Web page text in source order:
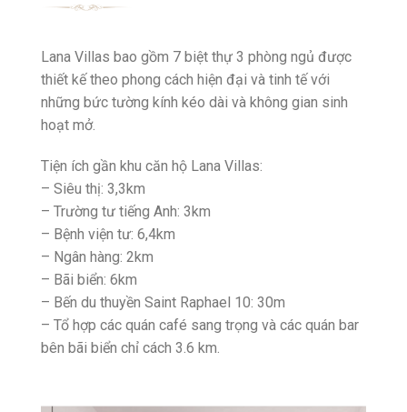
Lana Villas bao gồm 7 biệt thự 3 phòng ngủ được
thiết kế theo phong cách hiện đại và tinh tế với
những bức tường kính kéo dài và không gian sinh
hoạt mở.
Tiện ích gần khu căn hộ Lana Villas:
– Siêu thị: 3,3km
– Trường tư tiếng Anh: 3km
– Bệnh viện tư: 6,4km
– Ngân hàng: 2km
– Bãi biển: 6km
– Bến du thuyền Saint Raphael 10: 30m
– Tổ hợp các quán café sang trọng và các quán bar
bên bãi biển chỉ cách 3.6 km.